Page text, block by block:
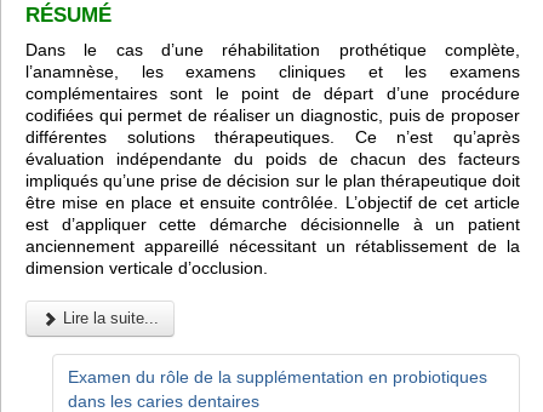
RÉSUMÉ
Dans le cas d’une réhabilitation prothétique complète,
l’anamnèse, les examens cliniques et les examens
complémentaires sont le point de départ d’une procédure
codifiées qui permet de réaliser un diagnostic, puis de proposer
différentes solutions thérapeutiques. Ce n’est qu’après
évaluation indépendante du poids de chacun des facteurs
impliqués qu’une prise de décision sur le plan thérapeutique doit
être mise en place et ensuite contrôlée. L’objectif de cet article
est d’appliquer cette démarche décisionnelle à un patient
anciennement appareillé nécessitant un rétablissement de la
dimension verticale d’occlusion.
Lire la suite...
Examen du rôle de la supplémentation en probiotiques
dans les caries dentaires